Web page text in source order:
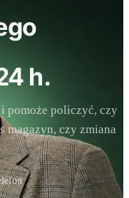
h.
pomoże policzyć, czy
magazyn, czy zmiana